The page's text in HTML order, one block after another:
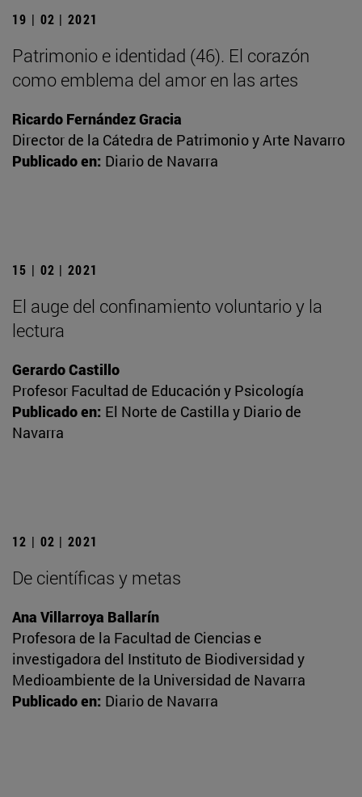
19 | 02 | 2021
Patrimonio e identidad (46). El corazón
como emblema del amor en las artes
Ricardo Fernández Gracia
Director de la Cátedra de Patrimonio y Arte Navarro
Publicado en: Diario de Navarra
15 | 02 | 2021
El auge del confinamiento voluntario y la
lectura
Gerardo Castillo
Profesor Facultad de Educación y Psicología
Publicado en: El Norte de Castilla y Diario de
Navarra
12 | 02 | 2021
De científicas y metas
Ana Villarroya Ballarín
Profesora de la Facultad de Ciencias e
investigadora del Instituto de Biodiversidad y
Medioambiente de la Universidad de Navarra
Publicado en: Diario de Navarra